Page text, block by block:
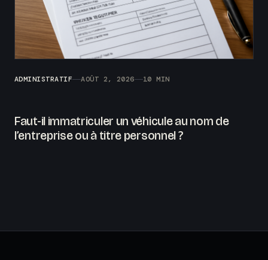
ADMINISTRATIF AOÛT 2, 2026 10 MIN
Faut-il immatriculer un véhicule au nom de
l’entreprise ou à titre personnel ?